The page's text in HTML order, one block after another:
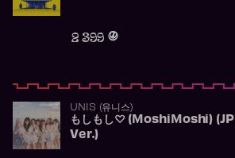
2 399
UNIS (유니스)
もしもし♡ (MoshiMoshi) (JP
Ver.)